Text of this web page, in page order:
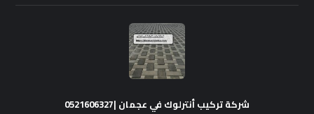
شركة تركيب أنترلوك في عجمان |0521606327